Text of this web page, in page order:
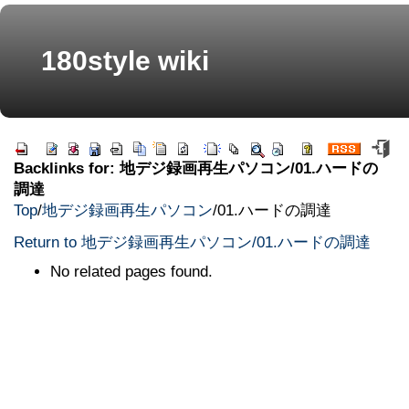
180style wiki
Backlinks for: 地デジ録画再生パソコン/01.ハードの
調達
Top/地デジ録画再生パソコン/01.ハードの調達
Return to 地デジ録画再生パソコン/01.ハードの調達
No related pages found.